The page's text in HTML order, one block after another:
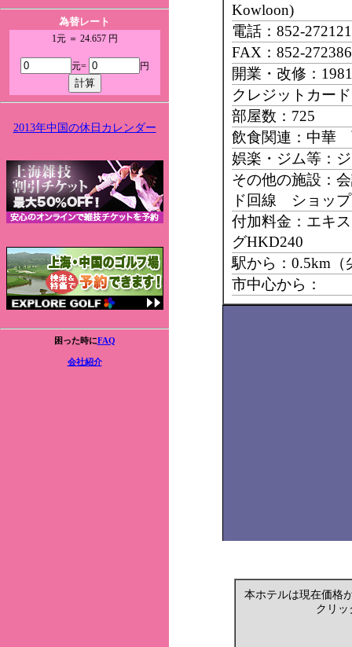
為替レート
1元 ＝ 24.657 円
元= 円
2013年中国の休日カレンダー
困った時にFAQ
会社紹介
Kowloon)
電話：852-
FAX：852-
開業・改修：
クレジットカー
部屋数：725
飲食関連：中華
娯楽・ジム等：
その他の施設：
ド回線 ショッ
付加料金：エキ
グHKD240
駅から：0.5km（
市中心から：
本ホテルは現在価格
クリッ